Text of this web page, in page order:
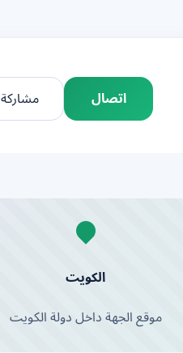
اتصال مشاركة
الكويت
موقع الجهة داخل دولة الكويت